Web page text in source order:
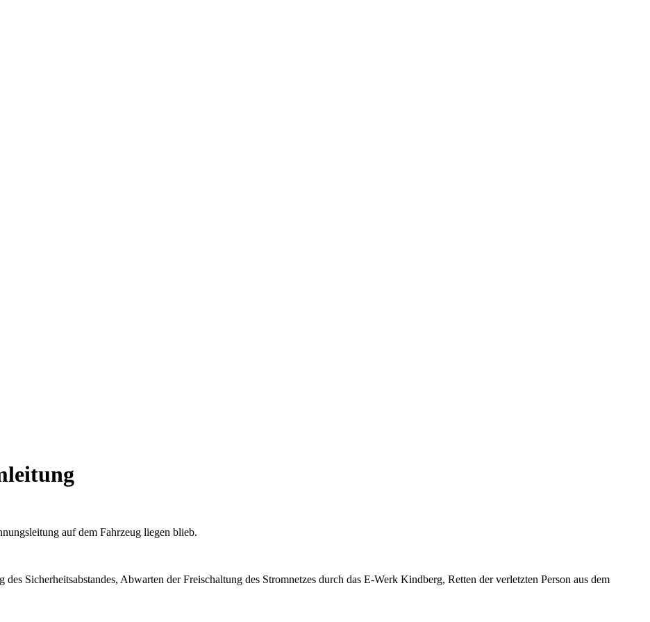
auf dem Fahrzeug liegen blieb.
Sicherheitsabstandes, Abwarten der Freischaltung des Stromnetzes durch das E-Werk Kindberg, Retten der verletzten Person aus dem